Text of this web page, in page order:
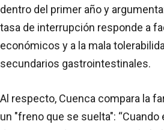
dentro del primer año y
tasa de interrupción responde a
económicos y a la mala
secundarios gastrointestinales.
Al respecto, Cuenca compara la
un "freno que se suelta": “Cuando